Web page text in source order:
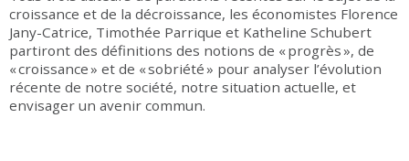
croissance et de la décroissance, les économistes Florence
Jany-Catrice, Timothée Parrique et Katheline Schubert
partiront des définitions des notions de « progrès », de
« croissance » et de « sobriété » pour analyser l’évolution
récente de notre société, notre situation actuelle, et
envisager un avenir commun.